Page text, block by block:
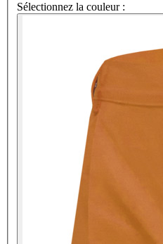
Sélectionnez la couleur :